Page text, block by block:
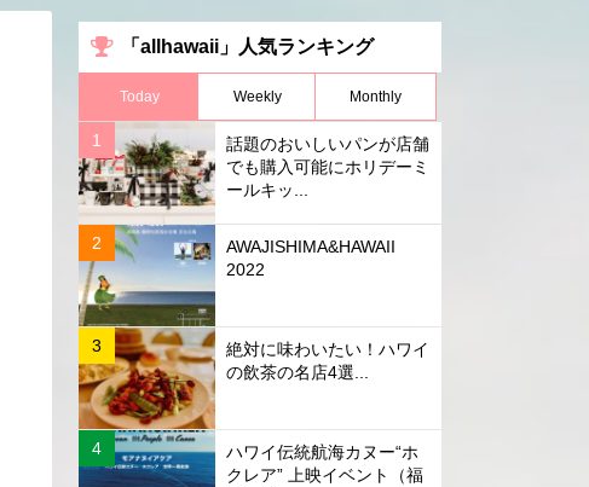
イ
ー
「allhawaii」人気ランキング
Today Weekly Monthly
話題のおいしいパンが店舗
でも購入可能にホリデーミ
ールキッ...
AWAJISHIMA&HAWAII
2022
絶対に味わいたい！ハワイ
の飲茶の名店4選...
ハワイ伝統航海カヌー“ホ
クレア” 上映イベント（福